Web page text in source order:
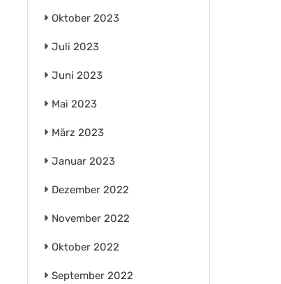
Oktober 2023
Juli 2023
Juni 2023
Mai 2023
März 2023
Januar 2023
Dezember 2022
November 2022
Oktober 2022
September 2022